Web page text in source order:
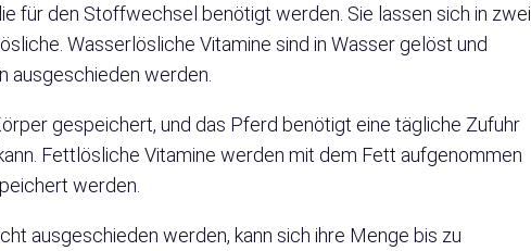
für den Stoffwechsel benötigt werden. Sie lassen sich in zwei
Wasserlösliche Vitamine sind in Wasser gelöst und
ausgeschieden werden.
gespeichert, und das Pferd benötigt eine tägliche Zufuhr
Fettlösliche Vitamine werden mit dem Fett aufgenommen
werden.
ausgeschieden werden, kann sich ihre Menge bis zu